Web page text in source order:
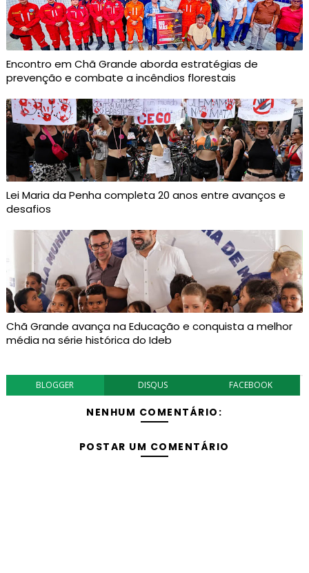
Encontro em Chã Grande aborda estratégias de
prevenção e combate a incêndios florestais
Lei Maria da Penha completa 20 anos entre avanços e
desafios
Chã Grande avança na Educação e conquista a melhor
média na série histórica do Ideb
BLOGGER DISQUS FACEBOOK
NENHUM COMENTÁRIO:
POSTAR UM COMENTÁRIO